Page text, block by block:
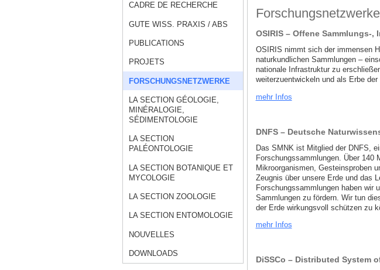
CADRE DE RECHERCHE
GUTE WISS. PRAXIS / ABS
PUBLICATIONS
PROJETS
FORSCHUNGSNETZWERKE
LA SECTION GÉOLOGIE,
MINÉRALOGIE,
SÉDIMENTOLOGIE
LA SECTION
PALÉONTOLOGIE
LA SECTION BOTANIQUE ET
MYCOLOGIE
LA SECTION ZOOLOGIE
LA SECTION ENTOMOLOGIE
NOUVELLES
DOWNLOADS
Forschungsnetzwerke
OSIRIS – Offene Sammlungs-
OSIRIS nimmt sich der immensen
naturkundlichen Sammlungen –
nationale Infrastruktur zu
weiterzuentwickeln und als Erbe
mehr Infos
DNFS – Deutsche
Das SMNK ist Mitglied der DNFS,
Forschungssammlungen. Über 140
Mikroorganismen, Gesteinsproben
Zeugnis über unsere Erde und das
Forschungssammlungen haben wir
Sammlungen zu fördern. Wir tun
der Erde wirkungsvoll schützen zu
mehr Infos
DiSSCo – Distributed System